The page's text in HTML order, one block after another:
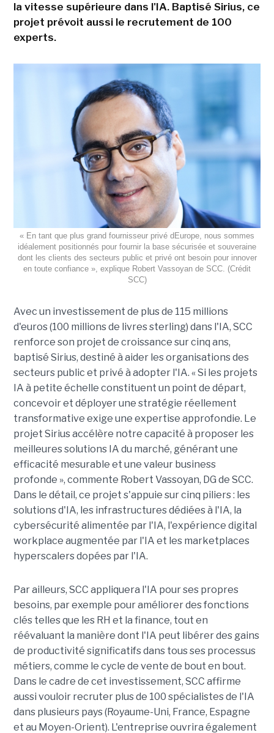
la vitesse supérieure dans l'IA. Baptisé Sirius, ce
projet prévoit aussi le recrutement de 100
experts.
« En tant que plus grand fournisseur privé dEurope, nous sommes
idéalement positionnés pour fournir la base sécurisée et souveraine
dont les clients des secteurs public et privé ont besoin pour innover
en toute confiance », explique Robert Vassoyan de SCC. (Crédit
SCC)
Avec un investissement de plus de 115 millions
d'euros (100 millions de livres sterling) dans l'IA, SCC
renforce son projet de croissance sur cinq ans,
baptisé Sirius, destiné à aider les organisations des
secteurs public et privé à adopter l'IA. « Si les projets
IA à petite échelle constituent un point de départ,
concevoir et déployer une stratégie réellement
transformative exige une expertise approfondie. Le
projet Sirius accélère notre capacité à proposer les
meilleures solutions IA du marché, générant une
efficacité mesurable et une valeur business
profonde », commente Robert Vassoyan, DG de SCC.
Dans le détail, ce projet s'appuie sur cinq piliers : les
solutions d'IA, les infrastructures dédiées à l'IA, la
cybersécurité alimentée par l'IA, l'expérience digital
workplace augmentée par l'IA et les marketplaces
hyperscalers dopées par l'IA.
Par ailleurs, SCC appliquera l'IA pour ses propres
besoins, par exemple pour améliorer des fonctions
clés telles que les RH et la finance, tout en
réévaluant la manière dont l'IA peut libérer des gains
de productivité significatifs dans tous ses processus
métiers, comme le cycle de vente de bout en bout.
Dans le cadre de cet investissement, SCC affirme
aussi vouloir recruter plus de 100 spécialistes de l'IA
dans plusieurs pays (Royaume-Uni, France, Espagne
et au Moyen-Orient). L'entreprise ouvrira également